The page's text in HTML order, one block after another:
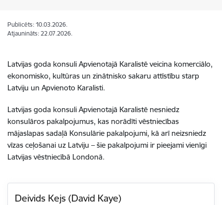
Publicēts: 10.03.2026.
Atjaunināts: 22.07.2026.
Latvijas goda konsuli Apvienotajā Karalistē veicina komerciālo,
ekonomisko, kultūras un zinātnisko sakaru attīstību starp
Latviju un Apvienoto Karalisti.
Latvijas goda konsuli Apvienotajā Karalistē nesniedz
konsulāros pakalpojumus, kas norādīti vēstniecības
mājaslapas sadaļā Konsulārie pakalpojumi, kā arī neizsniedz
vīzas ceļošanai uz Latviju – šie pakalpojumi ir pieejami vienīgi
Latvijas vēstniecībā Londonā.
Deivids Kejs (David Kaye)